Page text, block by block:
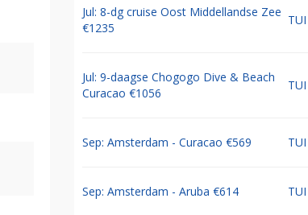
Jul: 8-dg cruise Oost Middellandse Zee
€1235
TUI
Jul: 9-daagse Chogogo Dive & Beach
Curacao €1056
TUI
Sep: Amsterdam - Curacao €569 TUI
Sep: Amsterdam - Aruba €614 TUI